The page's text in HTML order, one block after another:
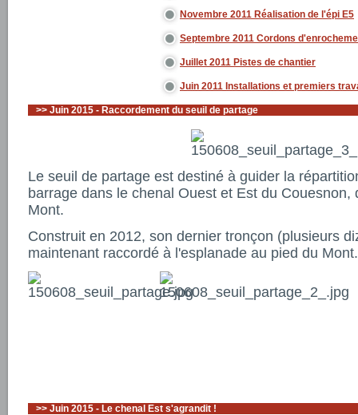
Novembre 2011 Réalisation de l'épi E5
Septembre 2011 Cordons
Juillet 2011 Pistes de chantier
Juin 2011 Installations et premiers
>> Juin 2015 - Raccordement du seuil de partage
Le seuil de partage est destiné à guider la
barrage dans le chenal Ouest et Est du Couesnon,
Mont.
Construit en 2012, son dernier tronçon (plusieurs
maintenant raccordé à l'esplanade au pied du
>> Juin 2015 - Le chenal Est s'agrandit !